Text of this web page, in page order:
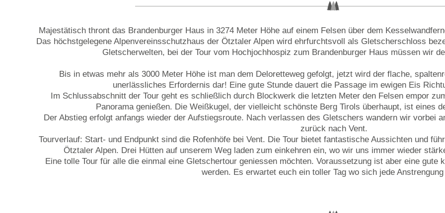
Majestätisch thront das Brandenburger Haus in 3274 Meter Höhe auf einem Felsen über dem
Das höchstgelegene Alpenvereinsschutzhaus der Ötztaler Alpen wird ehrfurchtsvoll als Gletscherschloss
Gletscherwelten, bei der Tour vom Hochjochhospiz zum Brandenburger Haus müssen wir
Bis in etwas mehr als 3000 Meter Höhe ist man dem Deloretteweg gefolgt, jetzt wird der flache,
unerlässliches Erfordernis dar! Eine gute Stunde dauert die Passage im ewigen Eis
Im Schlussabschnitt der Tour geht es schließlich durch Blockwerk die letzten Meter den Felsen empor
Panorama genießen. Die Weißkugel, der vielleicht schönste Berg Tirols überhaupt, ist eines
Der Abstieg erfolgt anfangs wieder der Aufstiegsroute. Nach verlassen des Gletschers wandern wir vorbei
zurück nach Vent.
Tourverlauf: Start- und Endpunkt sind die Rofenhöfe bei Vent. Die Tour bietet fantastische Aussichten und
Ötztaler Alpen. Drei Hütten auf unserem Weg laden zum einkehren ein, wo wir uns immer wieder
Eine tolle Tour für alle die einmal eine Gletschertour geniessen möchten. Voraussetzung ist aber eine gute
werden. Es erwartet euch ein toller Tag wo sich jede